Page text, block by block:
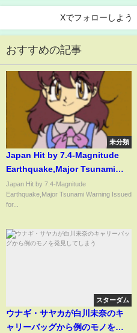
Xでフォローしよう
おすすめの記事
未分類
Japan Hit by 7.4-Magnitude
Earthquake,Major Tsunami
Warning Issued for Ishikawa |
News18 Live | N18L
Japan Hit by 7.4-Magnitude
Earthquake,Major Tsunami Warning Issued
for...
スターダム
ウナギ・サヤカが白川未奈のキ
ャリーバッグから例のモノを発